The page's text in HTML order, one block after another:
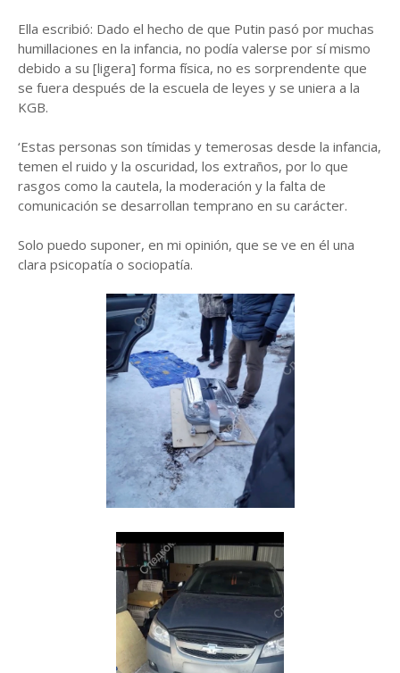
Ella escribió: Dado el hecho de que Putin pasó por muchas
humillaciones en la infancia, no podía valerse por sí mismo
debido a su [ligera] forma física, no es sorprendente que
se fuera después de la escuela de leyes y se uniera a la
KGB.
‘Estas personas son tímidas y temerosas desde la infancia,
temen el ruido y la oscuridad, los extraños, por lo que
rasgos como la cautela, la moderación y la falta de
comunicación se desarrollan temprano en su carácter.
Solo puedo suponer, en mi opinión, que se ve en él una
clara psicopatía o sociopatía.